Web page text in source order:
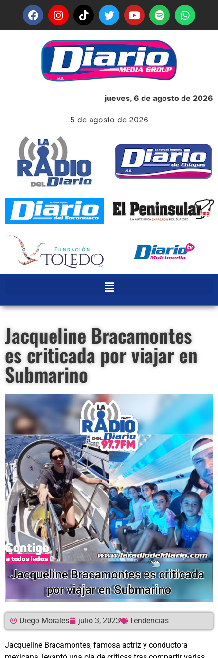
jueves, 6 de agosto de 2026
5 de agosto de 2026
Jacqueline Bracamontes
es criticada por viajar en
Submarino
Diego Morales julio 3, 2023 Tendencias
Jacqueline Bracamontes, famosa actriz y conductora